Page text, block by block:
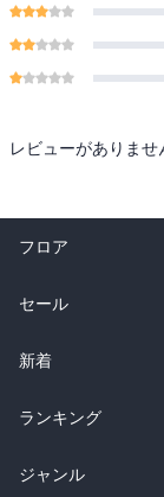
レビューがありませ
フロア
総合
ラノベ
雑誌・グラビア
BL・TL
セール
総合
ラノベ
雑誌・グラビア
新着
総合
ラノベ
ランキング
総合
ジャンル